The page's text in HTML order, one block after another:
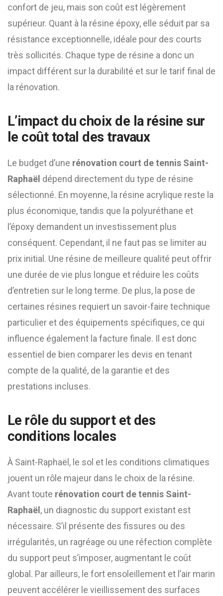
confort de jeu, mais son coût est légèrement
supérieur. Quant à la résine époxy, elle séduit par sa
résistance exceptionnelle, idéale pour des courts
très sollicités. Chaque type de résine a donc un
impact différent sur la durabilité et sur le tarif final de
la rénovation.
L’impact du choix de la résine sur
le coût total des travaux
Le budget d’une rénovation court de tennis Saint-
Raphaël dépend directement du type de résine
sélectionné. En moyenne, la résine acrylique reste la
plus économique, tandis que la polyuréthane et
l’époxy demandent un investissement plus
conséquent. Cependant, il ne faut pas se limiter au
prix initial. Une résine de meilleure qualité peut offrir
une durée de vie plus longue et réduire les coûts
d’entretien sur le long terme. De plus, la pose de
certaines résines requiert un savoir-faire technique
particulier et des équipements spécifiques, ce qui
influence également la facture finale. Il est donc
essentiel de bien comparer les devis en tenant
compte de la qualité, de la garantie et des
prestations incluses.
Le rôle du support et des
conditions locales
À Saint-Raphaël, le sol et les conditions climatiques
jouent un rôle majeur dans le choix de la résine.
Avant toute rénovation court de tennis Saint-
Raphaël , un diagnostic du support existant est
nécessaire. S’il présente des fissures ou des
irrégularités, un ragréage ou une réfection complète
du support peut s’imposer, augmentant le coût
global. Par ailleurs, le fort ensoleillement et l’air marin
peuvent accélérer le vieillissement des surfaces